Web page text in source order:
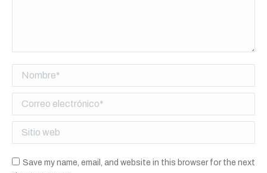
Nombre *
Correo electrónico *
Sitio web
Save my name, email, and website in this browser for the next